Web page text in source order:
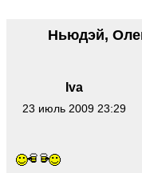
Iva
23 июль 2009 23:29
Ньюдэй,